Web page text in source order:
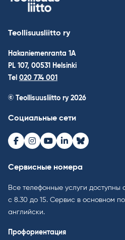
Teollisuusliitto ry
Hakaniemenranta 1A
PL 107, 00531 Helsinki
Tel 020 774 001
© Teollisuusliitto ry 2026
Социальные сети
Facebook
Instagram
Youtube
LinkedInBluesky
Сервисные номера
Все телефонные услуги доступны
с 8.30 до 15. Cервис в основном
английски.
Профориентация